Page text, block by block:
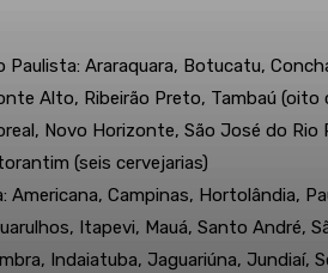
Araraquara, Botucatu,
Alto, Ribeirão Preto, Tambaú (oito
Novo Horizonte, São José do
(seis cervejarias)
Campinas, Hortolândia,
Itapevi, Mauá, Santo André,
Indaiatuba, Jaguariúna, Jundiaí,